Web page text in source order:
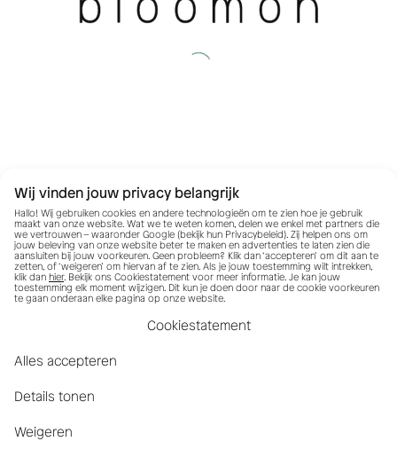
Wij vinden jouw privacy belangrijk
Hallo! Wij gebruiken cookies en andere technologieën om te zien hoe je gebruik
maakt van onze website. Wat we te weten komen, delen we enkel met partners die
we vertrouwen – waaronder Google (bekijk hun Privacybeleid). Zij helpen ons om
jouw beleving van onze website beter te maken en advertenties te laten zien die
aansluiten bij jouw voorkeuren. Geen probleem? Klik dan ‘accepteren’ om dit aan te
zetten, of ‘weigeren’ om hiervan af te zien. Als je jouw toestemming wilt intrekken,
klik dan hier. Bekijk ons Cookiestatement voor meer informatie. Je kan jouw
toestemming elk moment wijzigen. Dit kun je doen door naar de cookie voorkeuren
te gaan onderaan elke pagina op onze website.
Cookiestatement
Alles accepteren
Details tonen
Weigeren